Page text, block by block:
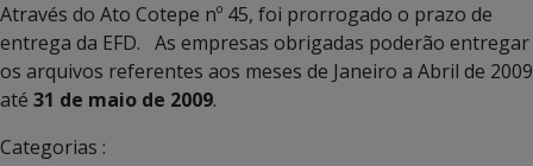
Através do Ato Cotepe nº 45, foi prorrogado o prazo de
entrega da EFD. As empresas obrigadas poderão entregar
os arquivos referentes aos meses de Janeiro a Abril de 2009
até 31 de maio de 2009.
Categorias :